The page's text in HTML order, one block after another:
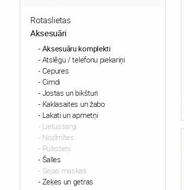
Rotaslietas
Aksesuāri
Aksesuāru komplekti
Atslēgu / telefonu piekariņi
Cepures
Cimdi
Jostas un bikšturi
Kaklasaites un žabo
Lakati un apmetņi
Lietussargi
Nozīmītes
Pulksteņi
Šalles
Sejas maskas
Zeķes un getras